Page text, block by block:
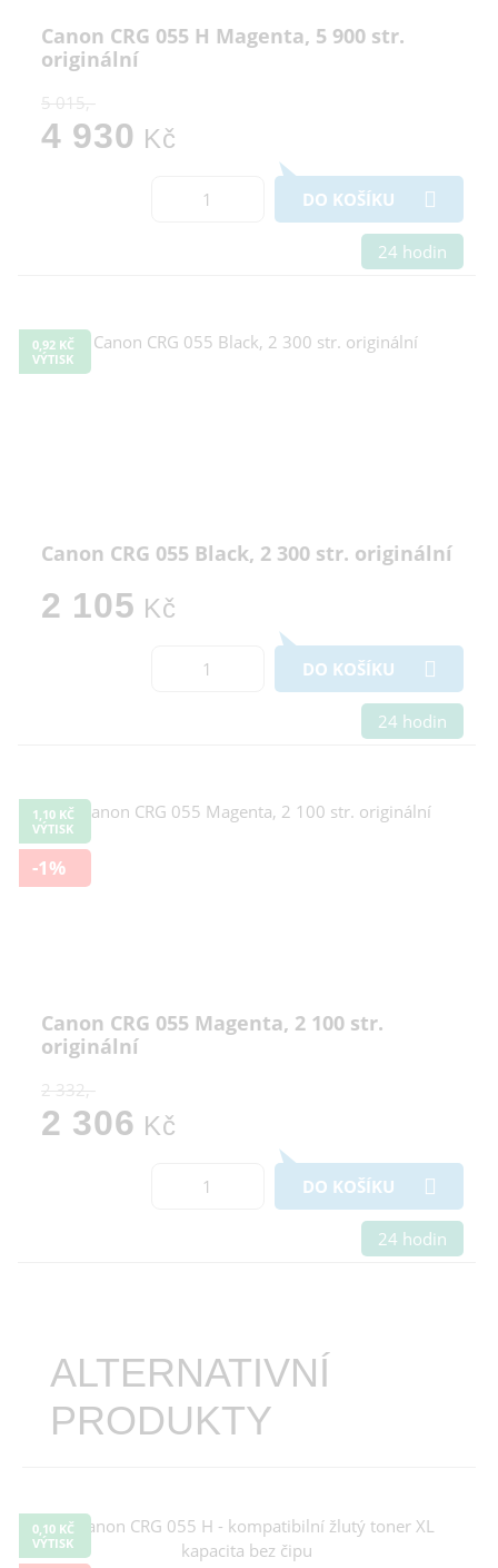
Canon CRG 055 H Magenta, 5 900 str.
originální
5 015,-
4 930 Kč
DO KOŠÍKU
24 hodin
0,92 KČ
VÝTISK
Canon CRG 055 Black, 2 300 str. originální
2 105 Kč
DO KOŠÍKU
24 hodin
1,10 KČ
VÝTISK
-1%
Canon CRG 055 Magenta, 2 100 str.
originální
2 332,-
2 306 Kč
DO KOŠÍKU
24 hodin
ALTERNATIVNÍ
PRODUKTY
0,10 KČ
VÝTISK